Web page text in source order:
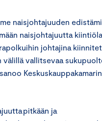
naisjohtajuuden
naisjohtajuutta
johtajina
vallitsevaa
Keskuskauppakamarin
pitkään ja